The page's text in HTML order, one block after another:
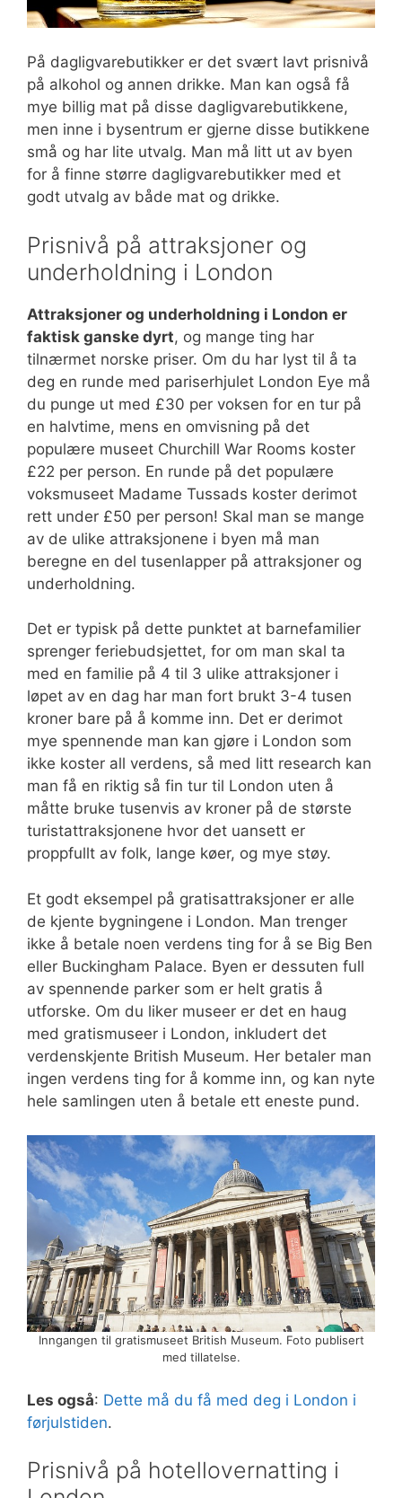
På dagligvarebutikker er det svært lavt prisnivå
på alkohol og annen drikke. Man kan også få
mye billig mat på disse dagligvarebutikkene,
men inne i bysentrum er gjerne disse butikkene
små og har lite utvalg. Man må litt ut av byen
for å finne større dagligvarebutikker med et
godt utvalg av både mat og drikke.
Prisnivå på attraksjoner og
underholdning i London
Attraksjoner og underholdning i London er
faktisk ganske dyrt, og mange ting har
tilnærmet norske priser. Om du har lyst til å ta
deg en runde med pariserhjulet London Eye må
du punge ut med £30 per voksen for en tur på
en halvtime, mens en omvisning på det
populære museet Churchill War Rooms koster
£22 per person. En runde på det populære
voksmuseet Madame Tussads koster derimot
rett under £50 per person! Skal man se mange
av de ulike attraksjonene i byen må man
beregne en del tusenlapper på attraksjoner og
underholdning.
Det er typisk på dette punktet at barnefamilier
sprenger feriebudsjettet, for om man skal ta
med en familie på 4 til 3 ulike attraksjoner i
løpet av en dag har man fort brukt 3-4 tusen
kroner bare på å komme inn. Det er derimot
mye spennende man kan gjøre i London som
ikke koster all verdens, så med litt research kan
man få en riktig så fin tur til London uten å
måtte bruke tusenvis av kroner på de største
turistattraksjonene hvor det uansett er
proppfullt av folk, lange køer, og mye støy.
Et godt eksempel på gratisattraksjoner er alle
de kjente bygningene i London. Man trenger
ikke å betale noen verdens ting for å se Big Ben
eller Buckingham Palace. Byen er dessuten full
av spennende parker som er helt gratis å
utforske. Om du liker museer er det en haug
med gratismuseer i London, inkludert det
verdenskjente British Museum. Her betaler man
ingen verdens ting for å komme inn, og kan nyte
hele samlingen uten å betale ett eneste pund.
Inngangen til gratismuseet British Museum. Foto publisert
med tillatelse.
Les også: Dette må du få med deg i London i
førjulstiden.
Prisnivå på hotellovernatting i